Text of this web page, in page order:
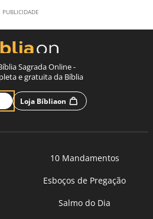
Sagrada Online -
e gratuita da Bíblia
Loja Bíbliaon
10 Mandamentos
Esboços de Pregação
Salmo do Dia